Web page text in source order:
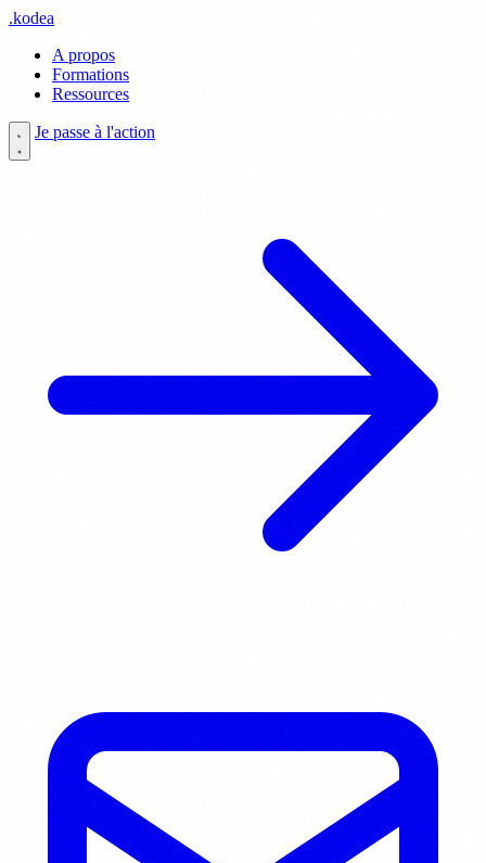
.kodea
A propos
Formations
Ressources
Je passe à l'action